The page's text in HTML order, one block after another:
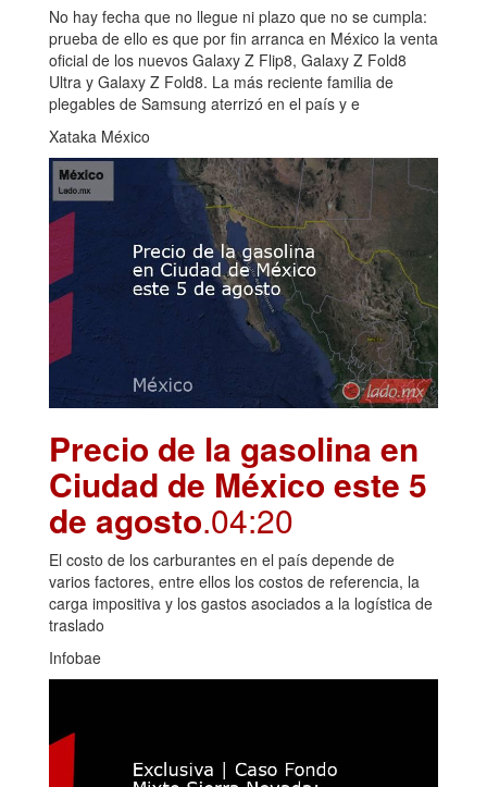
No hay fecha que no llegue ni plazo que no se cumpla:
prueba de ello es que por fin arranca en México la venta
oficial de los nuevos Galaxy Z Flip8, Galaxy Z Fold8
Ultra y Galaxy Z Fold8. La más reciente familia de
plegables de Samsung aterrizó en el país y e
Xataka México
Precio de la gasolina en
Ciudad de México este 5
de agosto.04:20
El costo de los carburantes en el país depende de
varios factores, entre ellos los costos de referencia, la
carga impositiva y los gastos asociados a la logística de
traslado
Infobae